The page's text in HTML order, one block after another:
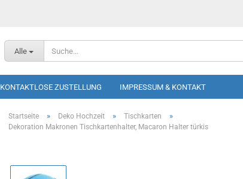
Alle
KONTAKTLOSE ZUSTELLUNG IMPRESSUM & KONTAKT
Startseite » Deko Hochzeit » Tischkarten »
Dekoration Makronen Tischkartenhalter, Macaron Halter türkis